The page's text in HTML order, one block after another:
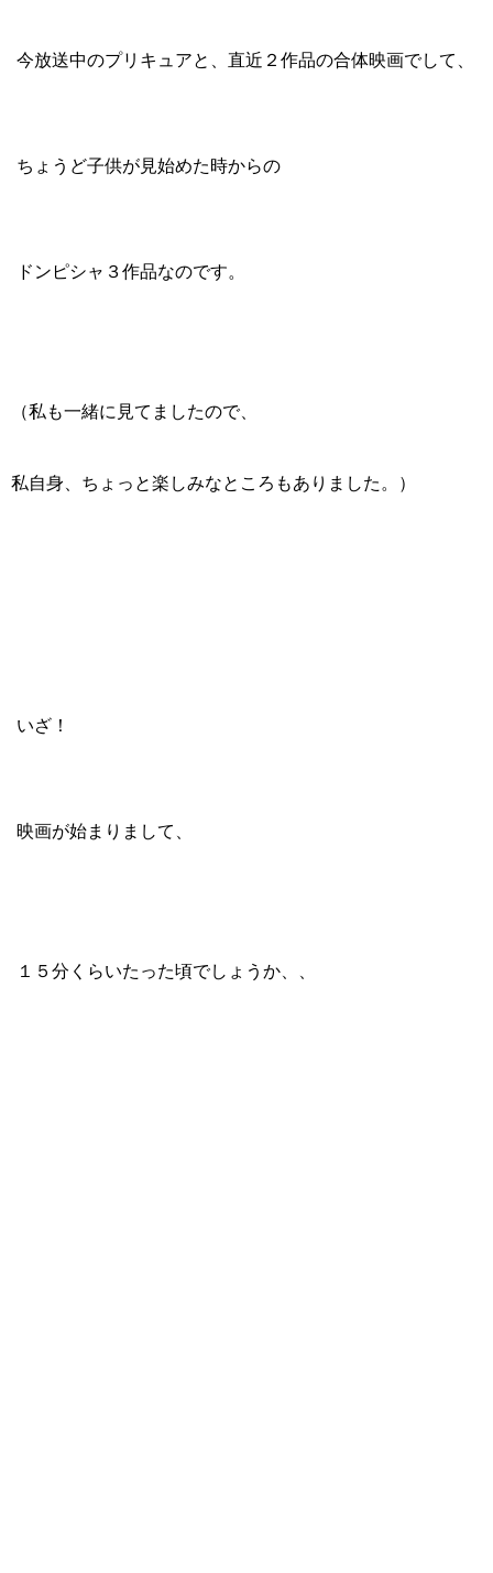
今放送中のプリキュアと、直近２作品の合体映画でして、
ちょうど子供が見始めた時からの
ドンピシャ３作品なのです。
（私も一緒に見てましたので、
私自身、ちょっと楽しみなところもありました。）
いざ！
映画が始まりまして、
１５分くらいたった頃でしょうか、、